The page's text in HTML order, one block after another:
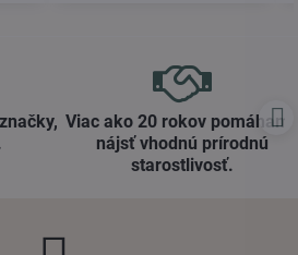
Viac ako 20 rokov
nájsť vhodnú prírodnú
starostlivosť​.